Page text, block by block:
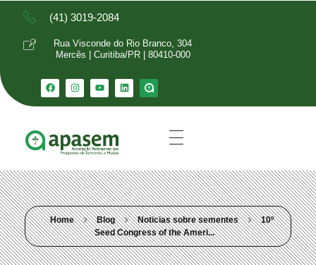
(41) 3019-2084
Rua Visconde do Rio Branco, 304
Mercês | Curitiba/PR | 80410-000
Home Blog Noticias sobre sementes
10º
Seed Congress of the Ameri...